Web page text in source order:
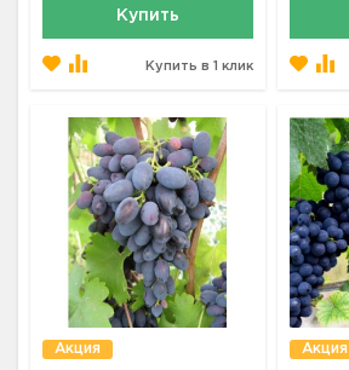
Купить
Купить в 1 клик
Акция Акция